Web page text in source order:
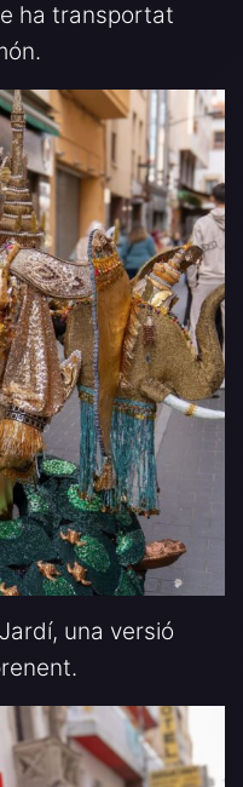
ha transportat
una versió